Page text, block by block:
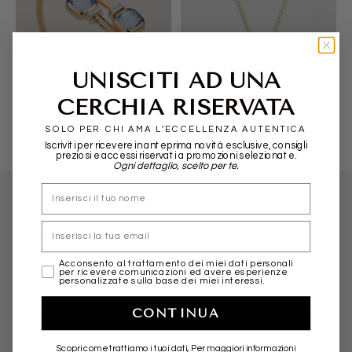
POMELLATO ALIITA
WHAT THEY SAY ABOUT US...
Friendly, professional and fast in shipping.
More than positive experience. Highly
UNISCITI AD UNA
CERCHIA RISERVATA
SOLO PER CHI AMA L’ECCELLENZA AUTENTICA
Iscriviti per ricevere in anteprima novità esclusive, consigli
preziosi e accessi riservati a promozioni selezionate.
Ogni dettaglio, scelto per te.
nome
Email
marketing
Acconsento al trattamento dei miei dati personali
per ricevere comunicazioni ed avere esperienze
personalizzate sulla base dei miei interessi.
CONTINUA
Scopri come trattiamo i tuoi dati, Per maggiori informazioni